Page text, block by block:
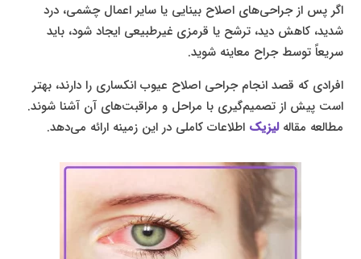
اگر پس از جراحی‌های اصلاح بینایی یا سایر اعمال چشمی، درد
شدید، کاهش دید، ترشح یا قرمزی غیرطبیعی ایجاد شود، باید
سریعاً توسط جراح معاینه شوید.
افرادی که قصد انجام جراحی اصلاح عیوب انکساری را دارند، بهتر
است پیش از تصمیم‌گیری با مراحل و مراقبت‌های آن آشنا شوند.
مطالعه مقالهلیزیک اطلاعات کاملی در این زمینه ارائه می‌دهد.